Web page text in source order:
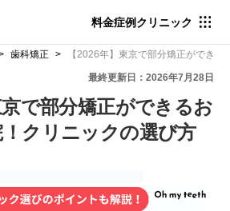
料金症例クリニック
歯科矯正 【2026年】東京で部分矯正ができ
最終更新日：2026年7月28日
京で部分矯正ができるお
クリニックの選び方